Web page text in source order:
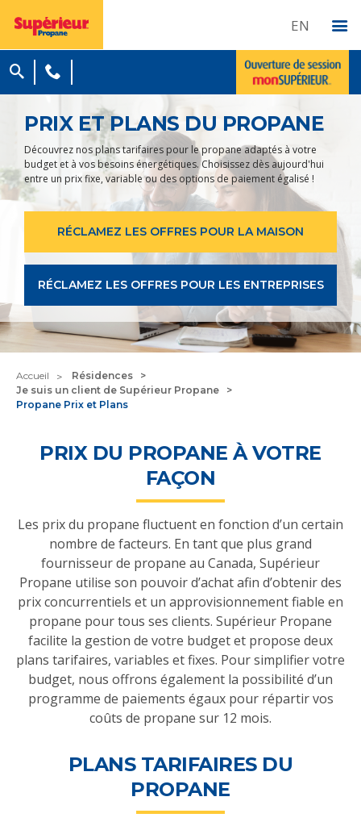
EN
PRIX ET PLANS DU PROPANE
Découvrez nos plans tarifaires pour le propane adaptés à votre
budget et à vos besoins énergétiques. Choisissez dès aujourd'hui
entre un prix fixe, variable ou des options de paiement égalisé !
RÉCLAMEZ LES OFFRES POUR LA MAISON
RÉCLAMEZ LES OFFRES POUR LES ENTREPRISES
Accueil
Résidences
Je suis un client de Supérieur Propane
Propane Prix et Plans
PRIX DU PROPANE À VOTRE
FAÇON
Les prix du propane fluctuent en fonction d’un certain
nombre de facteurs. En tant que plus grand
fournisseur de propane au Canada, Supérieur
Propane utilise son pouvoir d’achat afin d’obtenir des
prix concurrentiels et un approvisionnement fiable en
propane pour tous ses clients. Supérieur Propane
facilite la gestion de votre budget et propose deux
plans tarifaires, variables et fixes. Pour simplifier votre
budget, nous offrons également la possibilité d’un
programme de paiements égaux pour répartir vos
coûts de propane sur 12 mois.
PLANS TARIFAIRES DU
PROPANE